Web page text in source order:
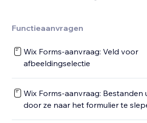
Functieaanvragen
Wix Forms-aanvraag: Veld voor
afbeeldingselectie
Wix Forms-aanvraag: Bestanden
door ze naar het formulier te